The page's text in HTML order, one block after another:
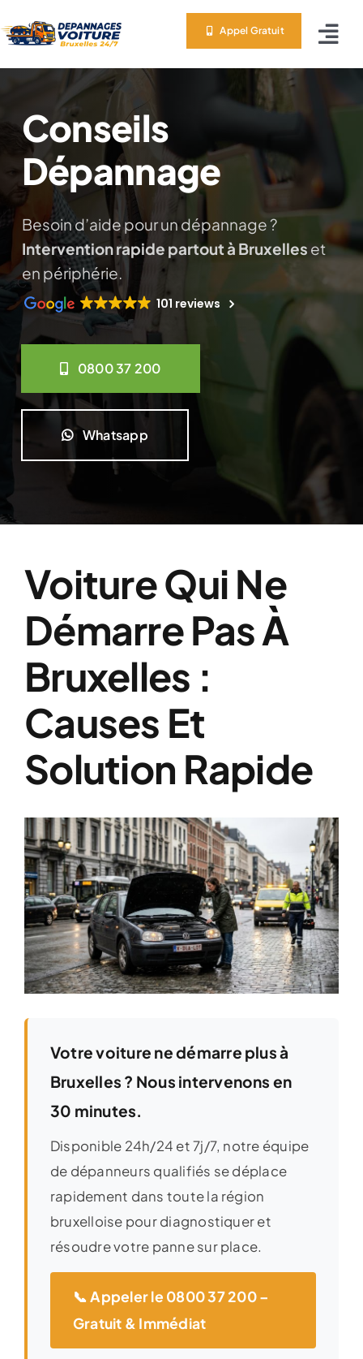
to
Appel Gratuit
A
Conseils
Dépannage
Besoin d’aide pour un dépannage ?
Intervention rapide partout à Bruxelles et
en périphérie.
101 reviews
0800 37 200
Whatsapp
Voiture Qui Ne
Démarre Pas À
Bruxelles :
Causes Et
Solution Rapide
View
Larger
Image
Votre voiture ne démarre plus à
Bruxelles ? Nous intervenons en
30 minutes.
Disponible 24h/24 et 7j/7, notre équipe
de dépanneurs qualifiés se déplace
rapidement dans toute la région
bruxelloise pour diagnostiquer et
résoudre votre panne sur place.
📞 Appeler le 0800 37 200 –
Gratuit & Immédiat